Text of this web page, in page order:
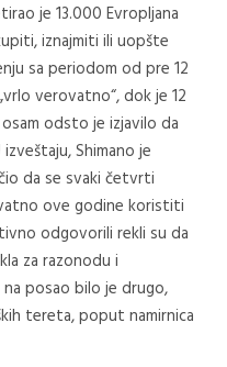
je 13.000 Evropljana
iznajmiti ili uopšte
sa periodom od pre 12
verovatno“, dok je 12
odsto je izjavilo da
Shimano je
da se svaki četvrti
ove godine koristiti
odgovorili rekli su da
za razonodu i
posao bilo je drugo,
tereta, poput namirnica